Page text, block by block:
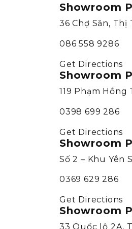
Showroom
36 Chợ Săn, Thị
086 558 9286
Get Directions
Showroom
119 Phạm Hồng
0398 699 286
Get Directions
Showroom
Số 2 – Khu Yên
0369 629 286
Get Directions
Showroom
33 Quốc lộ 2A,